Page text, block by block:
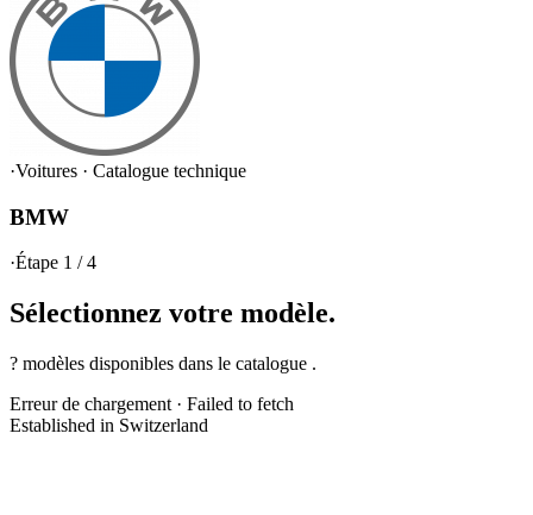
·Voitures · Catalogue technique
BMW
·Étape 1 / 4
Sélectionnez votre modèle.
? modèles disponibles dans le catalogue .
Erreur de chargement · Failed to fetch
Established in Switzerland